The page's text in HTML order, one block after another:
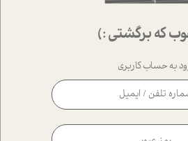
که برگشتی :)
به حساب کاربری